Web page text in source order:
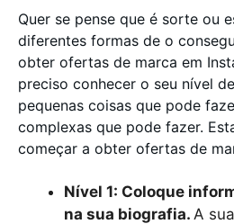
Quer se pense que é sorte ou
diferentes formas de o
obter ofertas de marca em
preciso conhecer o seu nível
pequenas coisas que pode
complexas que pode fazer.
começar a obter ofertas de
Nível 1: Coloque
na sua biografia. A